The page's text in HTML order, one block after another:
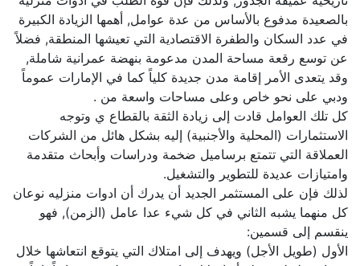
بالصعيدة مدفوع بالأساس من عدة عوامل, أهمها الزيادة الكبيرة
في عدد السكان والطفرة الاقتصادية التي تعيشها المنطقة, فضلاً
عن توسع رقعة مساحة المدن مدعومة بنهضة عمرانية شاملة,
وقد يتعدى الأمر إقامة مدن جديدة كلياً كما في الإمارات عموماً
ودبي على نحو خاص وعلى مساحات واسعة من .
كل تلك العوامل قادت إلى زيادة الثقة بالقطاع ي وتوجه
الاستثمارات (المحلية والأجنبية) إليه بشكل هائل من الشركات
العملاقة التي تتمتع برساميل ضخمة ودراسات وأبحاث متقدمة
وامتيازات عديدة للتطوير والتشغيل.
لذلك فإن على المستثمر الجديد أن يدرك أن ادوات منزليه نوعان
كل منهما يشبه الثاني في كل شيء عدا عامل (الزمن), فهو
ينقسم إلى قسمين:
الأول (طويل الأجل) ويهدف إلى امتلاك التي يتوقع انتعاشها خلال